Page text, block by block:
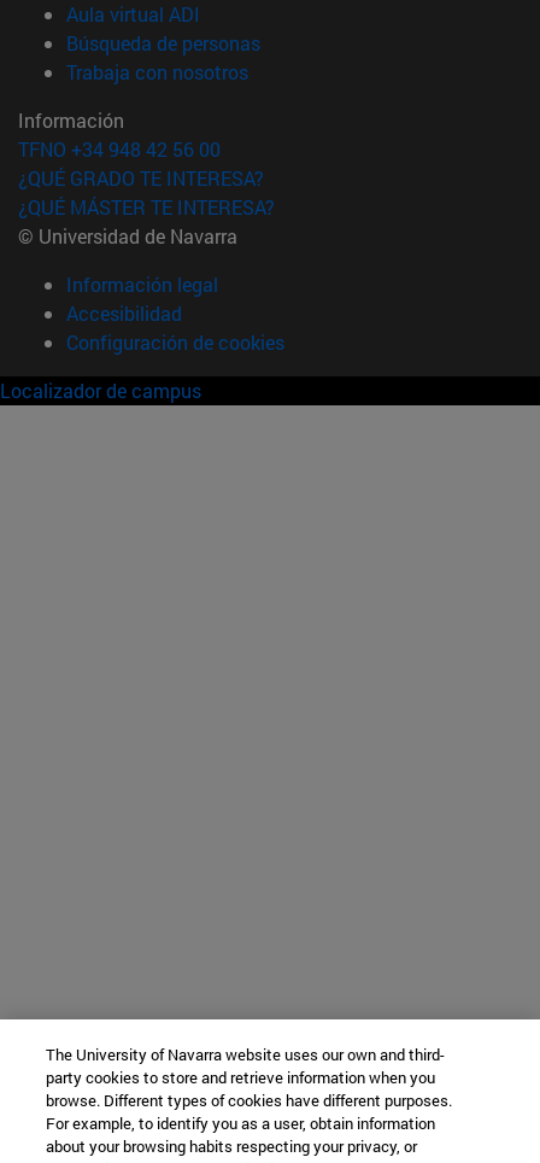
Aula virtual ADI
Búsqueda de personas(abre en nueva ventana)
Trabaja con nosotros(abre en nueva ventana)
Información
TFNO +34 948 42 56 00
¿QUÉ GRADO TE INTERESA?
¿QUÉ MÁSTER TE INTERESA?
© Universidad de Navarra
Información legal
Accesibilidad
Configuración de cookies
Localizador de campus
The University of Navarra website uses our own and third-
party cookies to store and retrieve information when you
browse. Different types of cookies have different purposes.
For example, to identify you as a user, obtain information
about your browsing habits respecting your privacy, or